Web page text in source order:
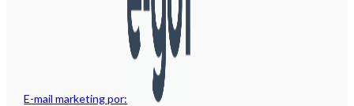
E-mail marketing por: